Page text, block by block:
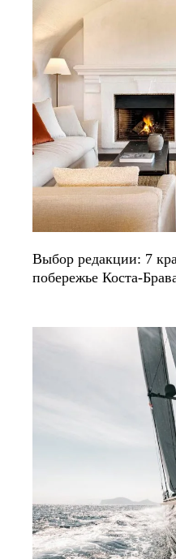
Выбор редакции: 7
побережье Коста-